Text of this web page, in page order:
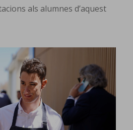
als alumnes d’aquest